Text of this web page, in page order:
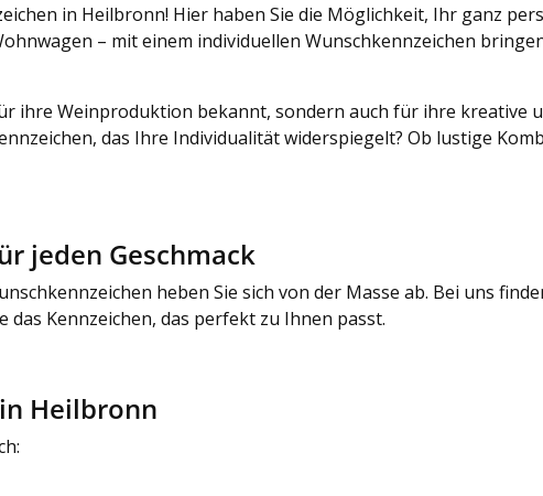
in Heilbronn! Hier haben Sie die Möglichkeit, Ihr ganz
– mit einem individuellen Wunschkennzeichen
ihre Weinproduktion bekannt, sondern auch für ihre kreative
das Ihre Individualität widerspiegelt? Ob lustige
jeden Geschmack
heben Sie sich von der Masse ab. Bei uns
das Kennzeichen, das perfekt zu Ihnen passt.
Heilbronn